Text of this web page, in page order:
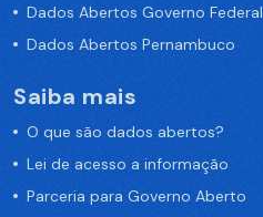
Dados Abertos Governo Federal
Dados Abertos Pernambuco
Saiba mais
O que são dados abertos?
Lei de acesso a informação
Parceria para Governo Aberto